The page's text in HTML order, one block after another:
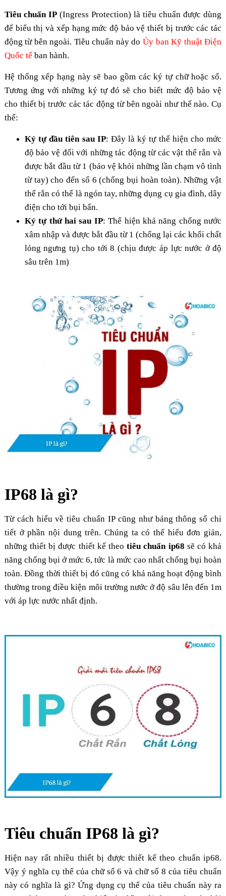
Tiêu chuẩn IP(Ingress Protection) là tiêu chuẩn được dùng
để biểu thị và xếp hạng mức độ bảo vệ thiết bị trước các tác
động từ bên ngoài. Tiêu chuẩn này doỦy ban Kỹ thuật Điện
Quốc tếban hành.
Hệ thống xếp hạng này sẽ bao gồm các ký tự chữ hoặc số.
Tương ứng với những ký tự đó sẽ cho biết mức độ bảo vệ
cho thiết bị trước các tác động từ bên ngoài như thế nào. Cụ
thể:
Ký tự đầu tiên sau IP: Đây là ký tự thể hiện cho mức
độ bảo vệ đối với những tác động từ các vật thể rắn và
được bắt đầu từ 1 (bảo vệ khỏi những lần chạm vô tình
từ tay) cho đến số 6 (chống bụi hoàn toàn). Những vật
thể rắn có thể là ngón tay, những dụng cụ gia đình, dây
điện cho tới bụi bẩn.
Ký tự thứ hai sau IP: Thể hiện khả năng chống nước
xâm nhập và được bắt đầu từ 1 (chống lại các khối chất
lỏng ngưng tụ) cho tới 8 (chịu được áp lực nước ở độ
sâu trên 1m)
IP68 là gì?
Từ cách hiểu về tiêu chuẩn IP cũng như bảng thông số chi
tiết ở phần nội dung trên. Chúng ta có thể hiểu đơn giản,
những thiết bị được thiết kế theotiêu chuẩn ip68 sẽ có khả
năng chống bụi ở mức 6, tức là mức cao nhất chống bụi hoàn
toàn. Đồng thời thiết bị đó cũng có khả năng hoạt động bình
thường trong điều kiện môi trường nước ở độ sâu lên đến 1m
với áp lực nước nhất định.
Tiêu chuẩn IP68 là gì?
Hiện nay rất nhiều thiết bị được thiết kế theo chuẩn ip68.
Vậy ý nghĩa cụ thể của chữ số 6 và chữ số 8 của tiêu chuẩn
này có nghĩa là gì? Ứng dụng cụ thể của tiêu chuẩn này ra